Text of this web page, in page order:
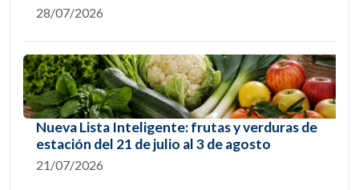
28/07/2026
Nueva Lista Inteligente: frutas y verduras de
estación del 21 de julio al 3 de agosto
21/07/2026